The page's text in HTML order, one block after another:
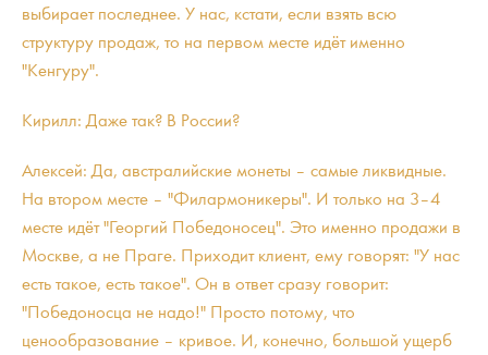
выбирает последнее. У нас, кстати, если взять всю
структуру продаж, то на первом месте идёт именно
"Кенгуру".
Кирилл: Даже так? В России?
Алексей: Да, австралийские монеты – самые ликвидные.
На втором месте – "Филармоникеры". И только на 3–4
месте идёт "Георгий Победоносец". Это именно продажи в
Москве, а не Праге. Приходит клиент, ему говорят: "У нас
есть такое, есть такое". Он в ответ сразу говорит:
"Победоносца не надо!" Просто потому, что
ценообразование – кривое. И, конечно, большой ущерб